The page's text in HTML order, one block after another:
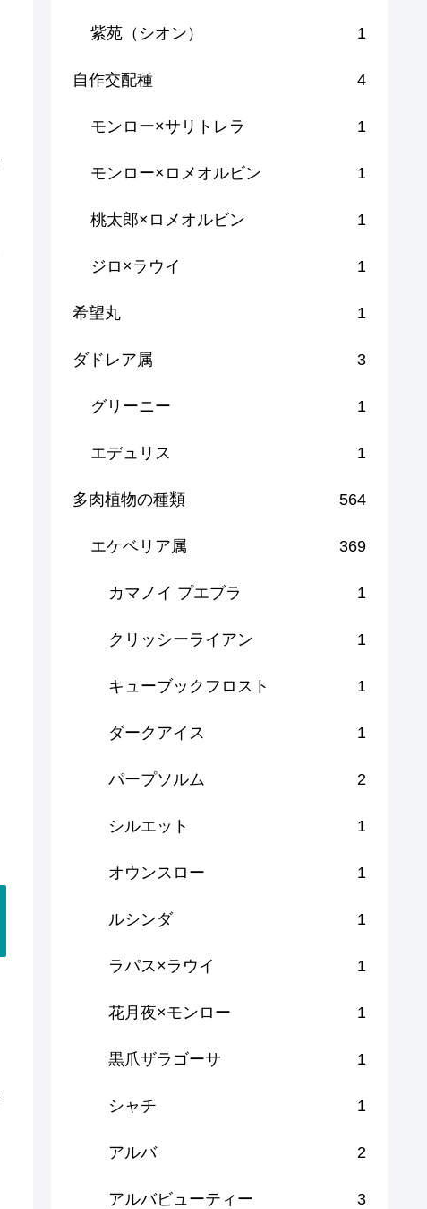
紫苑（シオン） 1
自作交配種 4
モンロー×サリトレラ 1
モンロー×ロメオルビン 1
桃太郎×ロメオルビン 1
ジロ×ラウイ 1
希望丸 1
ダドレア属 3
グリーニー 1
エデュリス 1
多肉植物の種類 564
エケベリア属 369
カマノイ プエブラ 1
クリッシーライアン 1
キューブックフロスト 1
ダークアイス 1
パープソルム 2
シルエット 1
オウンスロー 1
ルシンダ 1
ラパス×ラウイ 1
花月夜×モンロー 1
黒爪ザラゴーサ 1
シャチ 1
アルバ 2
アルバビューティー 3